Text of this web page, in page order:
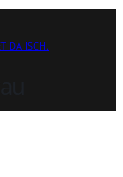
DA ISCH.